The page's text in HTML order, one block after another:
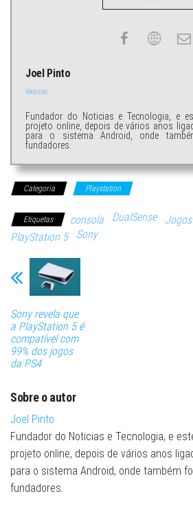
Joel Pinto
Website
Fundador do Noticias e Tecnologia, e
projeto online, depois de vários anos
para o sistema Android, onde
fundadores.
Categoria Playstation
Etiquetas consola DualSense Jogos
PlayStation 5
Sony
Sony revela que
a PlayStation 5 é
compatível com
99% dos jogos
da PS4
Sobre o autor
Joel Pinto
Fundador do Noticias e Tecnologia, e
projeto online, depois de vários anos
para o sistema Android, onde também
fundadores.